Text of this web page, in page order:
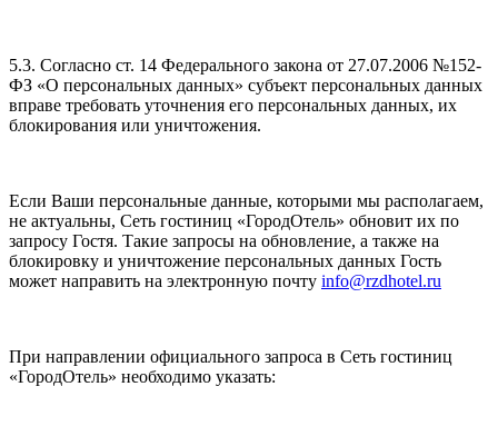
5.3. Согласно ст. 14 Федерального закона от 27.07.2006 №152-
ФЗ «О персональных данных» субъект персональных данных
вправе требовать уточнения его персональных данных, их
блокирования или уничтожения.
Если Ваши персональные данные, которыми мы располагаем,
не актуальны, Сеть гостиниц «ГородОтель» обновит их по
запросу Гостя. Такие запросы на обновление, а также на
блокировку и уничтожение персональных данных Гость
может направить на электронную почту info@rzdhotel.ru
При направлении официального запроса в Сеть гостиниц
«ГородОтель» необходимо указать: